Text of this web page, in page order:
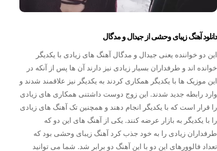
دانلود آهنگ زیبای وحشی از جیدال و مدگال
این دو خواننده یعنی جیدال و مدگال آهنگ های زیادی با یکدیگر
خوانده اند و طرفداران بسیار زیادی نیز دارند آن ها پس از آنکه در
این موزیک ها با یکدیگر همکاری کردند به یکدیگر نیز علاقمند شدند و
وارد رابطه جدید شدند. این زوج دوست‌ داشتنی همکاری های زیادی
را قرار است که با یکدیگر انجام دهند و همچنین تک آهنگ های زیادی
را با یکدیگر به بازار عرضه کنند. یکی از آهنگ های این دو که
طرفداران زیادی را به خود جذب کرد آهنگ زیبای وحشی بود که
تعداد فالوورهای این دو با این آهنگ دو برابر شد. شما می توانید